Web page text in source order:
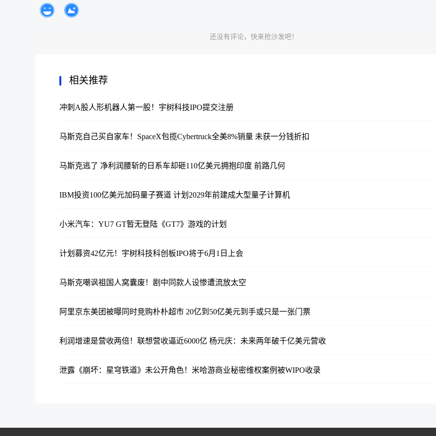
还没有评论，快来抢沙发吧！
相关推荐
冲刺A股人形机器人第一股！宇树科技IPO提交注册
马斯克自己买自家车！SpaceX包揽Cybertruck全美8%销量 未获一分钱折扣
马斯克逃了 净利润腰斩的日系车却砸110亿美元拥抱印度 前路几何
IBM投资100亿美元加码量子赛道 计划2029年前建成大型量子计算机
小米汽车：YU7 GT暂无登陆《GT7》游戏的计划
计划募资42亿元！宇树科技科创板IPO将于6月1日上会
马斯克嘲讽祖国人窝囊废！剧中同款人设惨遭流放太空
阿里京东美团被曝同时竞购朴朴超市 20亿到50亿美元到手或只是一张门票
利润增速是营收两倍！联想营收逼近6000亿 杨元庆：未来两年破千亿美元营收
泄露《崩坏：星穹铁道》未公开角色！米哈游商业秘密维权案例被WIPO收录